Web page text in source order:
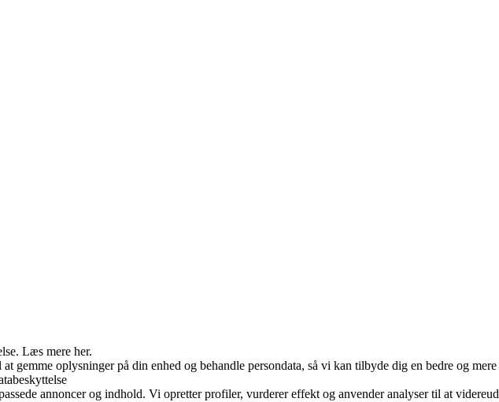
Læs mere her.
gemme oplysninger på din enhed og behandle persondata, så vi kan tilbyde dig en bedre og
annoncer og indhold. Vi opretter profiler, vurderer effekt og anvender analyser til at